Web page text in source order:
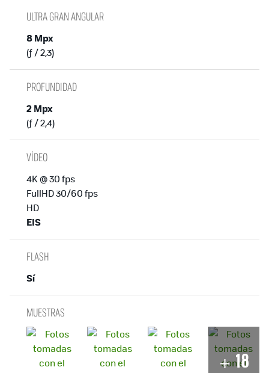
ULTRA GRAN ANGULAR
8 Mpx
(ƒ / 2,3)
PROFUNDIDAD
2 Mpx
(ƒ / 2,4)
VÍDEO
4K @ 30 fps
FullHD 30/60 fps
HD
EIS
FLASH
Sí
MUESTRAS
18